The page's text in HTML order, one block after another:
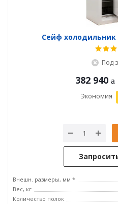
Сейф холодильник
Под
382 940
Экономия
Внешн. размеры, мм *
Вес, кг
Количество полок